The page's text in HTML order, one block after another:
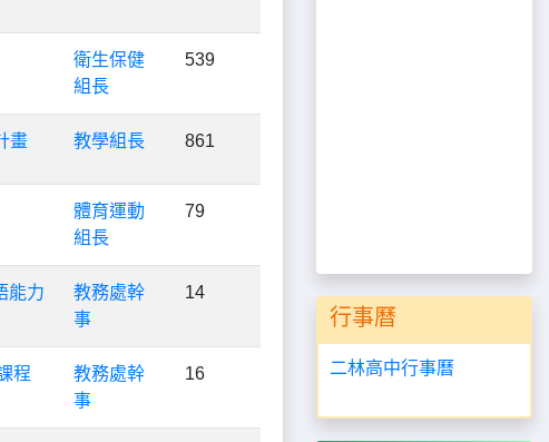
衛生保健
組長
539
畫 教學組長 861
體育運動
組長
79
能力
教務處幹
事
14
程
教務處幹
事
16
行事曆
二林高中行事曆